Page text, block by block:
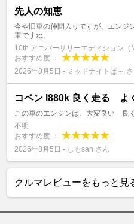
先人の知恵
今や旧車の仲間入りですが、エンジ
車ですね。
10th アニバーサリーエディション（
おすすめ度 ：
2026年8月5日 - ミッドナイトぱ～
コペン l880k 良く走る よ
この車のエンジンは、大変良い
不明
おすすめ度 ：
2026年8月5日 - しもsan さん
クルマレビューをもっと見